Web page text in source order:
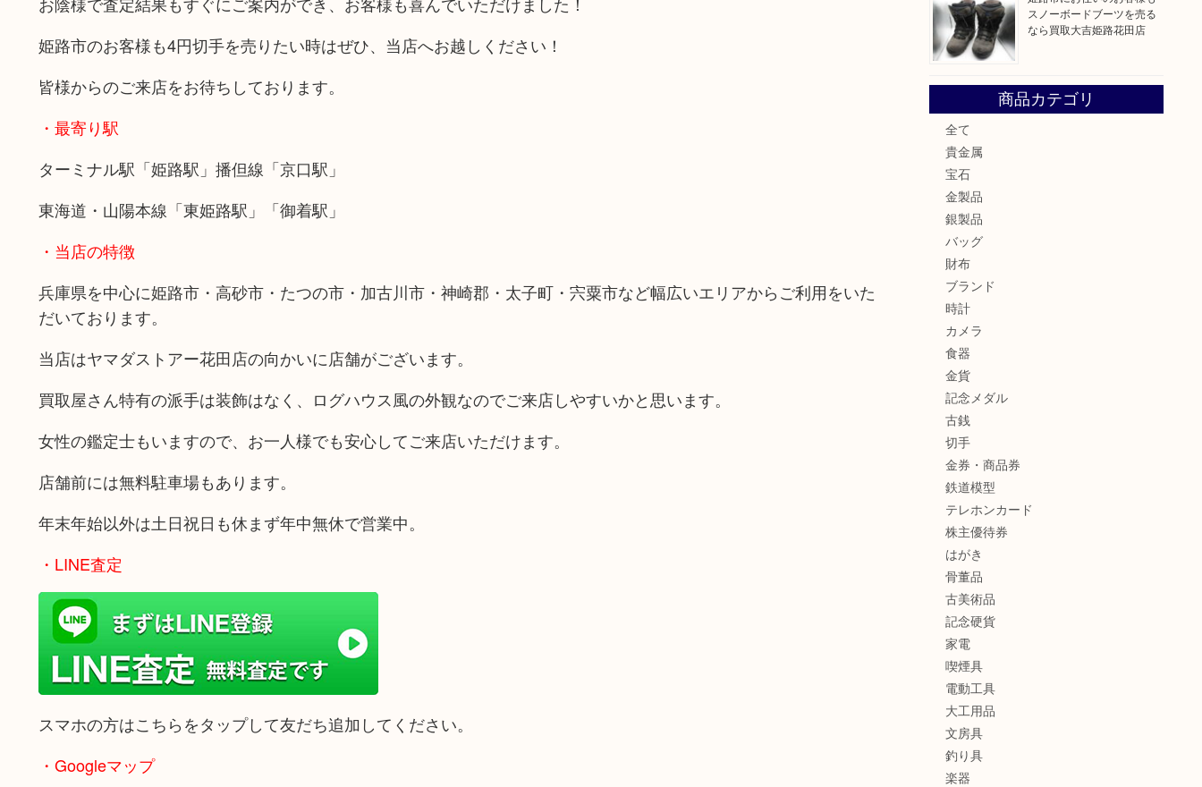
姫路市のお客様も4円切手を売りたい時はぜひ、当店へお越しください！
皆様からのご来店をお待ちしております。
・最寄り駅
ターミナル駅「姫路駅」播但線「京口駅」
東海道・山陽本線「東姫路駅」「御着駅」
・当店の特徴
兵庫県を中心に姫路市・高砂市・たつの市・加古川市・神崎郡・太子町・宍粟市など幅広いエリアからご利用をいた
だいております。
当店はヤマダストアー花田店の向かいに店舗がございます。
買取屋さん特有の派手は装飾はなく、ログハウス風の外観なのでご来店しやすいかと思います。
女性の鑑定士もいますので、お一人様でも安心してご来店いただけます。
店舗前には無料駐車場もあります。
年末年始以外は土日祝日も休まず年中無休で営業中。
・LINE査定
スマホの方はこちらをタップして友だち追加してください。
・Googleマップ
スノーボードブーツを売る
なら買取大吉姫路花田店
商品カテゴリ
全て
貴金属
宝石
金製品
銀製品
バッグ
財布
ブランド
時計
カメラ
食器
金貨
記念メダル
古銭
切手
金券・商品券
鉄道模型
テレホンカード
株主優待券
はがき
骨董品
古美術品
記念硬貨
家電
喫煙具
電動工具
大工用品
文房具
釣り具
楽器